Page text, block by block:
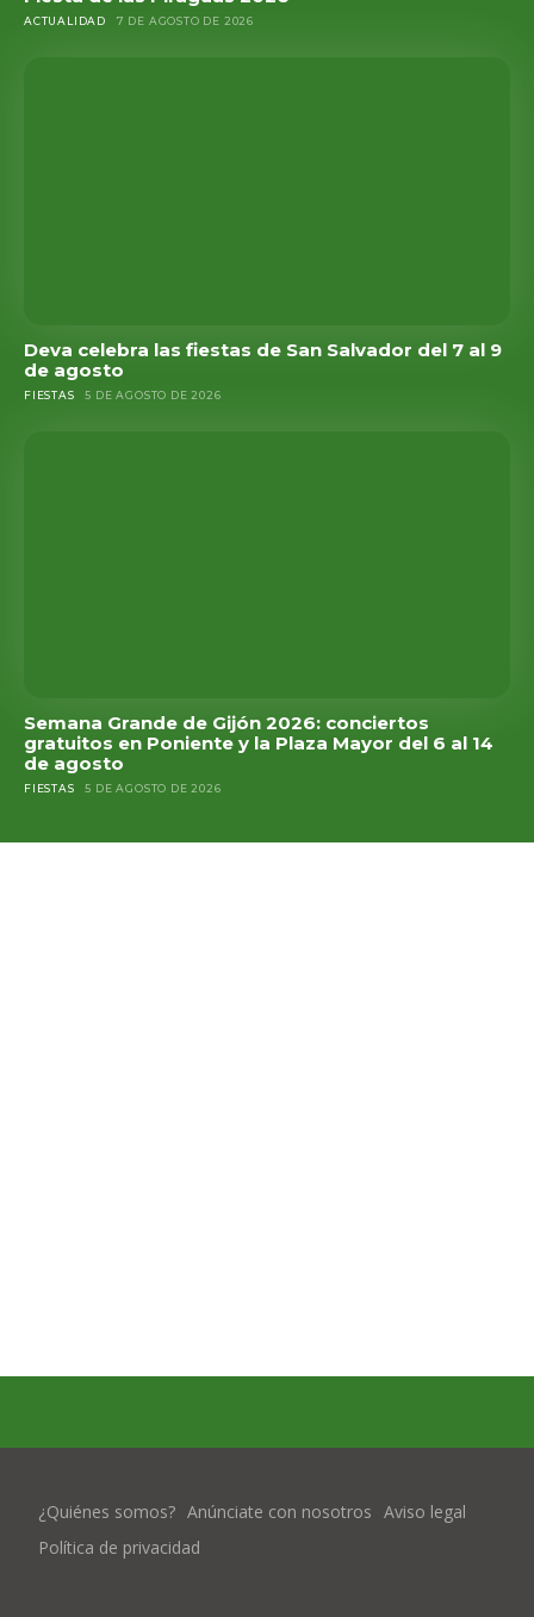
ACTUALIDAD 7 DE AGOSTO DE 2026
Deva celebra las fiestas de San Salvador del 7 al 9
de agosto
FIESTAS 5 DE AGOSTO DE 2026
Semana Grande de Gijón 2026: conciertos
gratuitos en Poniente y la Plaza Mayor del 6 al 14
de agosto
FIESTAS 5 DE AGOSTO DE 2026
¿Quiénes somos? Anúnciate con nosotros Aviso legal
Política de privacidad